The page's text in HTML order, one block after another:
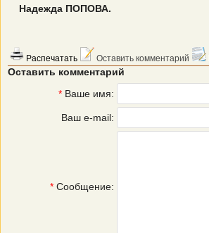
Надежда ПОПОВА.
Распечатать Оставить комментарий
Оставить комментарий
* Ваше имя:
Ваш e-mail:
* Сообщение: